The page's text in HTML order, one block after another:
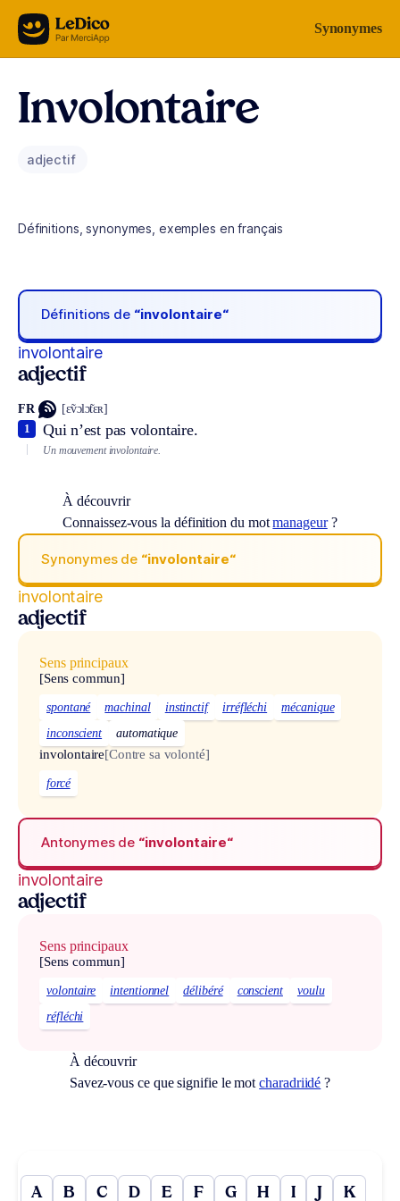
Aller au contenu Synonymes
Involontaire
adjectif
Définitions, synonymes, exemples en français
Définitions de “involontaire“
involontaire
adjectif
FR [ɛ̃vɔlɔ̃tɛʀ]
Qui n’est pas volontaire.
1
Un mouvement involontaire.
À découvrir
Connaissez-vous la définition du motmanageur?
Synonymes de “involontaire“
involontaire
adjectif
Sens principaux
[Sens commun]
spontané machinal instinctif irréfléchi
mécanique
inconscient
automatique
involontaire[Contre sa volonté]
forcé
Antonymes de “involontaire“
involontaire
adjectif
Sens principaux
[Sens commun]
volontaire intentionnel délibéré conscient
voulu
réfléchi
À découvrir
Savez-vous ce que signifie le motcharadriidé ?
A B C D E F G H I J K